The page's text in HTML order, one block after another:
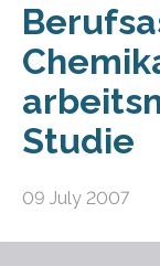
Studie
09 July 2007